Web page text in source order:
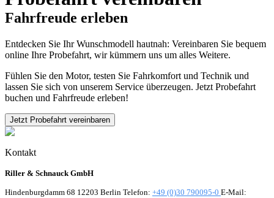
Fahrfreude erleben
Entdecken Sie Ihr Wunschmodell hautnah: Vereinbaren Sie bequem
online Ihre Probefahrt, wir kümmern uns um alles Weitere.
Fühlen Sie den Motor, testen Sie Fahrkomfort und Technik und
lassen Sie sich von unserem Service überzeugen. Jetzt Probefahrt
buchen und Fahrfreude erleben!
Jetzt Probefahrt vereinbaren
Kontakt
Riller & Schnauck GmbH
Hindenburgdamm 68 12203 Berlin Telefon: +49 (0)30 790095-0 E-Mail: